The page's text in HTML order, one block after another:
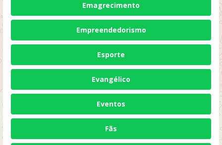
Emagrecimento
Empreendedorismo
Esporte
Evangélico
Eventos
Fãs